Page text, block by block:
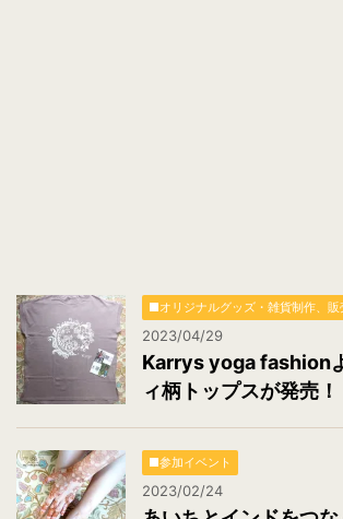
■オリジナルグッズ・雑貨制作、販
2023/04/29
Karrys yoga fashion
ィ柄トップスが発売！
■参加イベント
2023/02/24